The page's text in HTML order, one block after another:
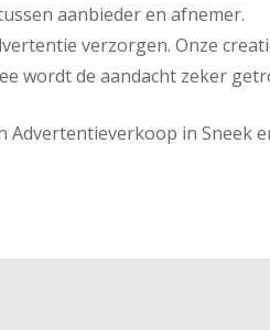
aanbieder en afnemer.
verzorgen. Onze
wordt de aandacht zeker
in Sneek